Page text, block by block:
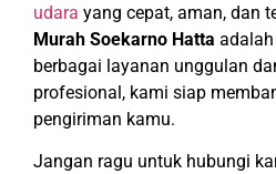
udara yang cepat, aman, dan
Murah Soekarno Hatta
berbagai layanan unggulan
profesional, kami siap
pengiriman kamu.
Jangan ragu untuk hubungi